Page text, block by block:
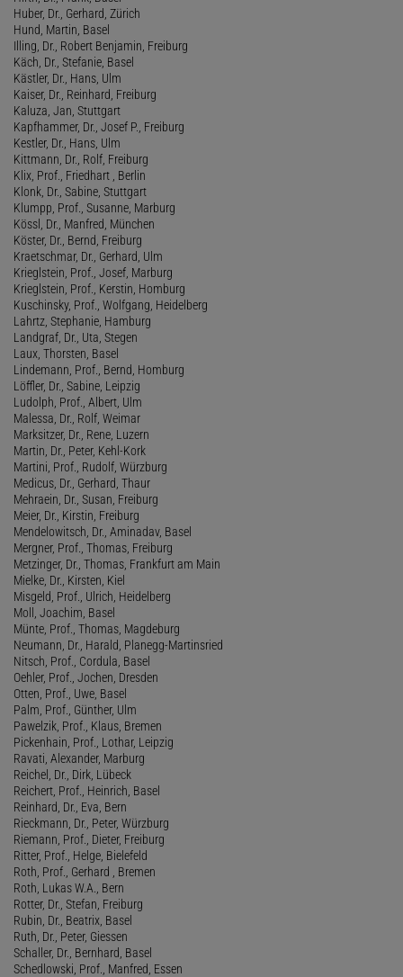
Huber, Dr., Gerhard, Zürich
Hund, Martin, Basel
Illing, Dr., Robert Benjamin, Freiburg
Käch, Dr., Stefanie, Basel
Kästler, Dr., Hans, Ulm
Kaiser, Dr., Reinhard, Freiburg
Kaluza, Jan, Stuttgart
Kapfhammer, Dr., Josef P., Freiburg
Kestler, Dr., Hans, Ulm
Kittmann, Dr., Rolf, Freiburg
Klix, Prof., Friedhart , Berlin
Klonk, Dr., Sabine, Stuttgart
Klumpp, Prof., Susanne, Marburg
Kössl, Dr., Manfred, München
Köster, Dr., Bernd, Freiburg
Kraetschmar, Dr., Gerhard, Ulm
Krieglstein, Prof., Josef, Marburg
Krieglstein, Prof., Kerstin, Homburg
Kuschinsky, Prof., Wolfgang, Heidelberg
Lahrtz, Stephanie, Hamburg
Landgraf, Dr., Uta, Stegen
Laux, Thorsten, Basel
Lindemann, Prof., Bernd, Homburg
Löffler, Dr., Sabine, Leipzig
Ludolph, Prof., Albert, Ulm
Malessa, Dr., Rolf, Weimar
Marksitzer, Dr., Rene, Luzern
Martin, Dr., Peter, Kehl-Kork
Martini, Prof., Rudolf, Würzburg
Medicus, Dr., Gerhard, Thaur
Mehraein, Dr., Susan, Freiburg
Meier, Dr., Kirstin, Freiburg
Mendelowitsch, Dr., Aminadav, Basel
Mergner, Prof., Thomas, Freiburg
Metzinger, Dr., Thomas, Frankfurt am Main
Mielke, Dr., Kirsten, Kiel
Misgeld, Prof., Ulrich, Heidelberg
Moll, Joachim, Basel
Münte, Prof., Thomas, Magdeburg
Neumann, Dr., Harald, Planegg-Martinsried
Nitsch, Prof., Cordula, Basel
Oehler, Prof., Jochen, Dresden
Otten, Prof., Uwe, Basel
Palm, Prof., Günther, Ulm
Pawelzik, Prof., Klaus, Bremen
Pickenhain, Prof., Lothar, Leipzig
Ravati, Alexander, Marburg
Reichel, Dr., Dirk, Lübeck
Reichert, Prof., Heinrich, Basel
Reinhard, Dr., Eva, Bern
Rieckmann, Dr., Peter, Würzburg
Riemann, Prof., Dieter, Freiburg
Ritter, Prof., Helge, Bielefeld
Roth, Prof., Gerhard , Bremen
Roth, Lukas W.A., Bern
Rotter, Dr., Stefan, Freiburg
Rubin, Dr., Beatrix, Basel
Ruth, Dr., Peter, Giessen
Schaller, Dr., Bernhard, Basel
Schedlowski, Prof., Manfred, Essen